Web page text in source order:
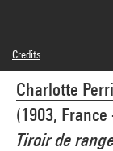
Charlotte
(1903,
Tiroir de
Credits
© Adagp, Paris
Photo credits :
Image reference :